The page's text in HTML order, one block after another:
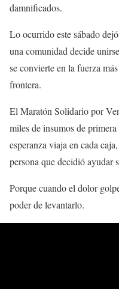
damnificados.
Lo ocurrido este sábado
una comunidad decide
se convierte en la fuerza
frontera.
El Maratón Solidario por
miles de insumos de
esperanza viaja en cada
persona que decidió ayudar
Porque cuando el dolor
poder de levantarlo.